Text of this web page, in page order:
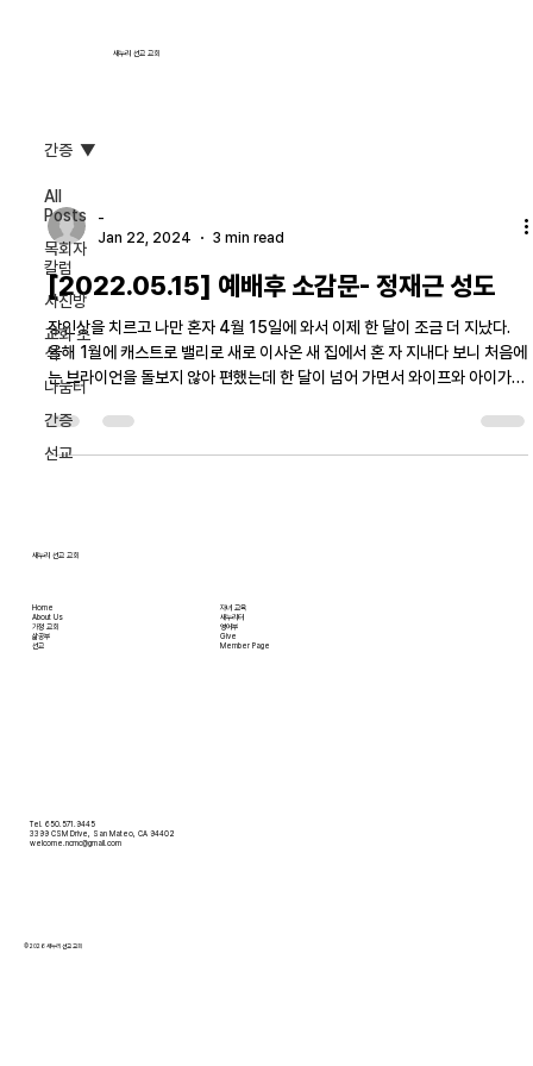
새누리 선교 교회
All
Posts
목회자
칼럼
사진방
교회 소
식
나눔터
간증
선교
간증
-
Jan 22, 2024
3 min read
[2022.05.15] 예배후 소감문- 정재근 성도
장인상을 치르고 나만 혼자 4월 15일에 와서 이제 한 달이 조금 더 지났다.
올해 1월에 캐스트로 밸리로 새로 이사온 새 집에서 혼 자 지내다 보니 처음에
는 브라이언을 돌보지 않아 편했는데 한 달이 넘어 가면서 와이프와 아이가
Home
About Us
​가정 교회
​삶공부
​선교
자녀 교육
새누리터
영어부
Give
Member Page
Tel. 650.571.9445
3399 CSM Drive, San Mateo, CA 94402
welcome.ncmc@gmail.com
© 2026 새누리 선교 교회
새누리 선교 교회